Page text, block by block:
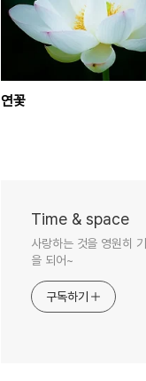
연꽃
Time & space
사랑하는 것을 영원히
을 되어~
구독하기